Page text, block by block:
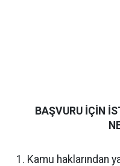
BAŞVURU İÇİN
Kamu haklarından